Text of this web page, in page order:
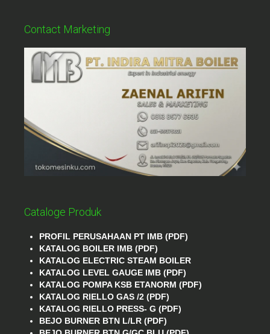
Contact Marketing
Cataloge Produk
PROFIL PERUSAHAAN PT IMB (PDF)
KATALOG BOILER IMB (PDF)
KATALOG ELECTRIC STEAM BOILER
KATALOG LEVEL GAUGE IMB (PDF)
KATALOG POMPA KSB ETANORM (PDF)
KATALOG RIELLO GAS /2 (PDF)
KATALOG RIELLO PRESS- G (PDF)
BEJO BURNER BTN L/LR (PDF)